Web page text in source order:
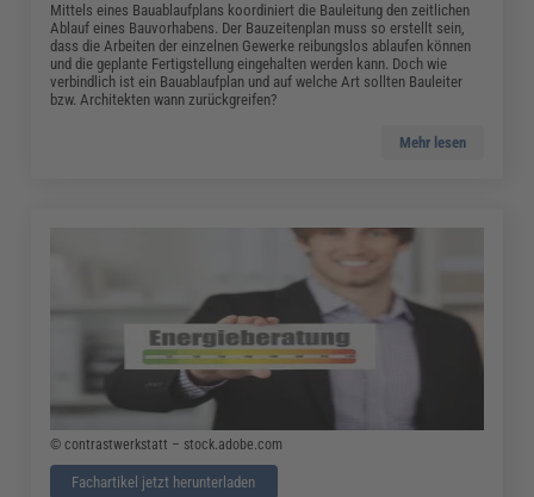
Mittels eines Bauablaufplans koordiniert die Bauleitung den zeitlichen
Ablauf eines Bauvorhabens. Der Bauzeitenplan muss so erstellt sein,
dass die Arbeiten der einzelnen Gewerke reibungslos ablaufen können
und die geplante Fertigstellung eingehalten werden kann. Doch wie
verbindlich ist ein Bauablaufplan und auf welche Art sollten Bauleiter
bzw. Architekten wann zurückgreifen?
Mehr lesen
© contrastwerkstatt – stock.adobe.com
Fachartikel jetzt herunterladen